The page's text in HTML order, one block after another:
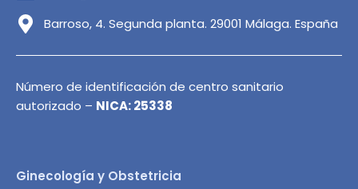
Barroso, 4. Segunda planta. 29001 Málaga. España
Número de identificación de centro sanitario
autorizado – NICA: 25338
Ginecología y Obstetricia